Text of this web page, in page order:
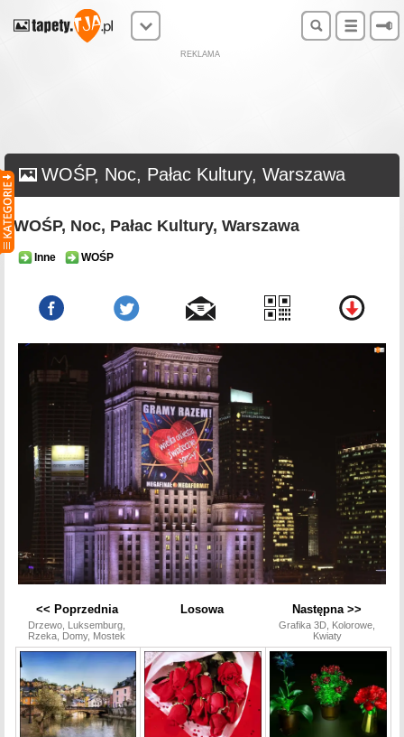
REKLAMA
WOŚP, Noc, Pałac Kultury, Warszawa
WOŚP, Noc, Pałac Kultury, Warszawa
Inne WOŚP
<< Poprzednia
Drzewo, Luksemburg,
Rzeka, Domy, Mostek
Losowa Następna >>
Grafika 3D, Kolorowe,
Kwiaty